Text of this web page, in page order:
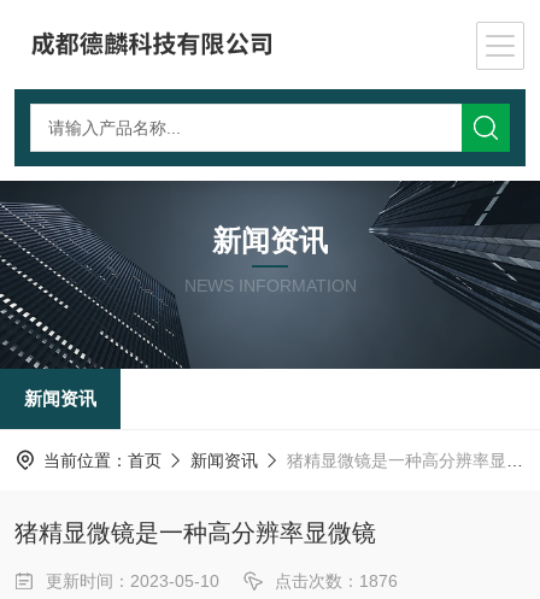
新闻资讯
NEWS INFORMATION
新闻资讯
当前位置： 首页 新闻资讯 猪精显微镜是一种高分辨率显微镜
猪精显微镜是一种高分辨率显微镜
更新时间：2023-05-10 点击次数：1876